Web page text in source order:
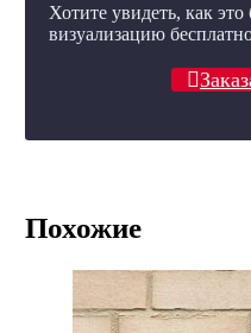
Хотите увидеть, как
визуализацию
Похожие